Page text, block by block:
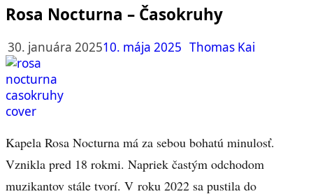
Rosa Nocturna – Časokruhy
30. januára 202510. mája 2025 Thomas Kai
Kapela Rosa Nocturna má za sebou bohatú minulosť.
Vznikla pred 18 rokmi. Napriek častým odchodom
muzikantov stále tvorí. V roku 2022 sa pustila do